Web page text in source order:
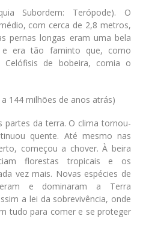
Subordem: Terópode). O
com cerca de 2,8 metros,
pernas longas eram uma bela
era tão faminto que, como
de bobeira, comia o
144 milhões de anos atrás)
partes da terra. O clima tornou-
quente. Até mesmo nas
começou a chover. À beira
florestas tropicais e os
vez mais. Novas espécies de
e dominaram a Terra
a lei da sobrevivência, onde
tudo para comer e se proteger